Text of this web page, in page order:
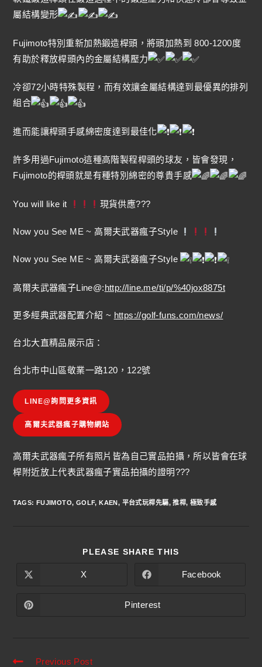
屬結構變形
Fujimoto特別重新加熱鍛造桿頭，將頭加熱到 800-1200度
有助於釋放桿頭內的金屬結構壓力
冷卻72小時特殊製程，而有效讓金屬結構達到最優異的排列
組合
進而能讓桿頭手感綿密度達到最佳化
許多用過Fujimoto這種高階製程桿頭的球友，皆會發現，
Fujimoto的桿頭就是有種特別綿密的尊貴手感
You will like it 現貨供應???
Now you See ME ~ 高爾夫武器瘋子Style
Now you See ME ~ 高爾夫武器瘋子Style
高爾夫武器瘋子Line@:http://line.me/ti/p/%40jox8875t
更多經典武器配置介紹 ~ https://golf-funs.com/news/
台北大直精品展示店：
台北市中山區敬業一路120，122號
LINE@詢問更多資訊
高爾夫武器瘋子購物網站
高爾夫武器瘋子所有照片皆為自己實品拍攝，所以皆會在球
桿附近放上代表武器瘋子實品拍攝的證明???
TAGS: FUJIMOTO, GOLF, KAEN, 平台式玩桿先驅, 推桿, 極致手感
PLEASE SHARE THIS
X Facebook
Pinterest
Previous Post